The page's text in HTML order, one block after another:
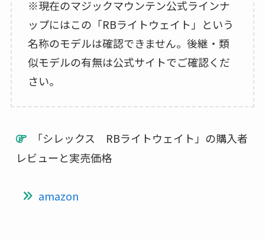
※現在のマジックマウンテン公式ラインナ
ップにはこの「RBライトウェイト」という
名称のモデルは確認できません。後継・類
似モデルの有無は公式サイトでご確認くだ
さい。
「シレックス RBライトウェイト」の購入者
レビューと実売価格
amazon